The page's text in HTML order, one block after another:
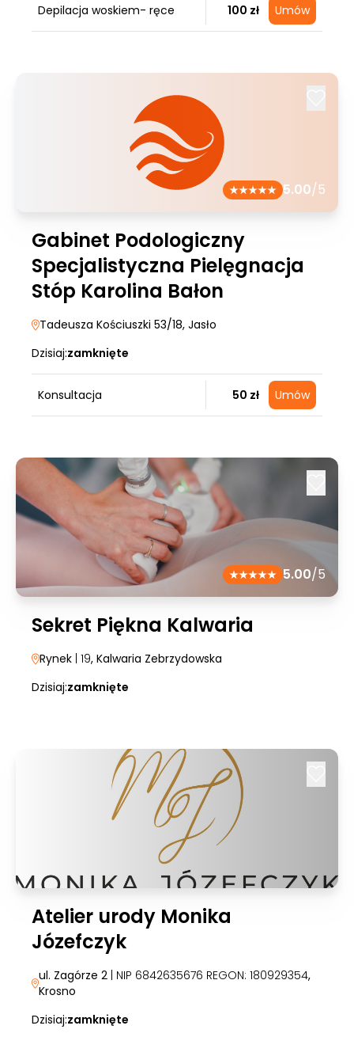
Depilacja woskiem- ręce 100 zł Umów
5.00/5
Gabinet Podologiczny
Specjalistyczna Pielęgnacja
Stóp Karolina Bałon
Tadeusza Kościuszki 53/18, Jasło
Dzisiaj:zamknięte
Konsultacja 50 zł Umów
5.00/5
Sekret Piękna Kalwaria
Rynek | 19, Kalwaria Zebrzydowska
Dzisiaj:zamknięte
Atelier urody Monika
Józefczyk
ul. Zagórze 2 | NIP 6842635676 REGON: 180929354,
Krosno
Dzisiaj:zamknięte